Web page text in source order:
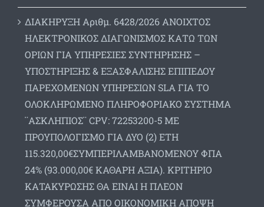
ΔΙΑΚΗΡΥΞΗ Αριθμ. 6428/2026 ΑΝΟΙΧΤΟΣ
ΗΛΕΚΤΡΟΝΙΚΟΣ ΔΙΑΓΩΝΙΣΜΟΣ ΚΑΤΩ ΤΩΝ
ΟΡΙΩΝ ΓΙΑ ΥΠΗΡΕΣΙΕΣ ΣΥΝΤΗΡΗΣΗΣ –
ΥΠΟΣΤΗΡΙΞΗΣ & ΕΞΑΣΦΑΛΙΣΗΣ ΕΠΙΠΕΔΟΥ
ΠΑΡΕΧΟΜΕΝΩΝ ΥΠΗΡΕΣΙΩΝ SLA ΓΙΑ ΤΟ
ΟΛΟΚΛΗΡΩΜΕΝΟ ΠΛΗΡΟΦΟΡΙΑΚΟ ΣΥΣΤΗΜΑ
¨ΑΣΚΛΗΠΙΟΣ¨ CPV: 72253200-5 ΜΕ
ΠΡΟΥΠΟΛΟΓΙΣΜΟ ΓΙΑ ΔΥΟ (2) ΕΤΗ
115.320,00€ΣΥΜΠΕΡΙΛΑΜΒΑΝΟΜΕΝΟΥ ΦΠΑ
24% (93.000,00€ ΚΑΘΑΡΗ ΑΞΙΑ). ΚΡΙΤΗΡΙΟ
ΚΑΤΑΚΥΡΩΣΗΣ ΘΑ ΕΙΝΑΙ Η ΠΛΕΟΝ
ΣΥΜΦΕΡΟΥΣΑ ΑΠΟ ΟΙΚΟΝΟΜΙΚΗ ΑΠΟΨΗ